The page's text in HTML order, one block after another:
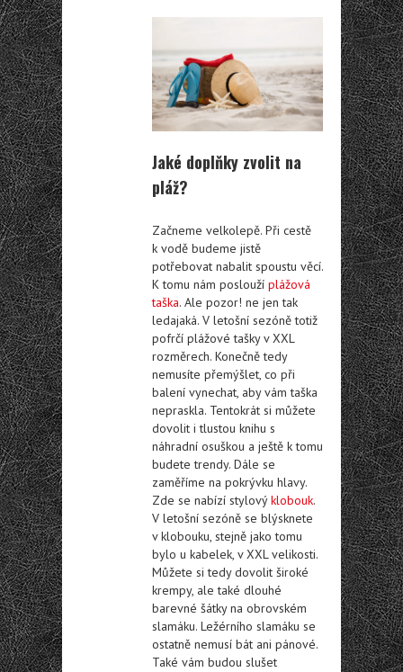
Jaké doplňky zvolit na
pláž?
Začneme velkolepě. Při cestě
k vodě budeme jistě
potřebovat nabalit spoustu věcí.
K tomu nám poslouží plážová
taška. Ale pozor! ne jen tak
ledajaká. V letošní sezóně totiž
pofrčí plážové tašky v XXL
rozměrech. Konečně tedy
nemusíte přemýšlet, co při
balení vynechat, aby vám taška
nepraskla. Tentokrát si můžete
dovolit i tlustou knihu s
náhradní osuškou a ještě k tomu
budete trendy. Dále se
zaměříme na pokrývku hlavy.
Zde se nabízí stylový klobouk.
V letošní sezóně se blýsknete
v klobouku, stejně jako tomu
bylo u kabelek, v XXL velikosti.
Můžete si tedy dovolit široké
krempy, ale také dlouhé
barevné šátky na obrovském
slamáku. Ležérního slamáku se
ostatně nemusí bát ani pánové.
Také vám budou slušet